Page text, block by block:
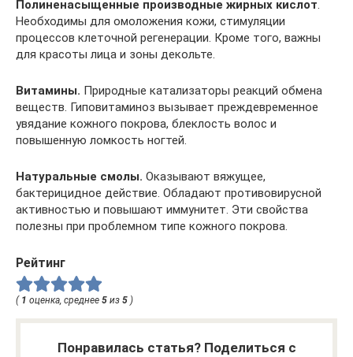
Полиненасыщенные производные жирных кислот.
Необходимы для омоложения кожи, стимуляции
процессов клеточной регенерации. Кроме того, важны
для красоты лица и зоны декольте.
Витамины. Природные катализаторы реакций обмена
веществ. Гиповитаминоз вызывает преждевременное
увядание кожного покрова, блеклость волос и
повышенную ломкость ногтей.
Натуральные смолы. Оказывают вяжущее,
бактерицидное действие. Обладают противовирусной
активностью и повышают иммунитет. Эти свойства
полезны при проблемном типе кожного покрова.
Рейтинг
( 1 оценка, среднее 5 из 5 )
Понравилась статья? Поделиться с